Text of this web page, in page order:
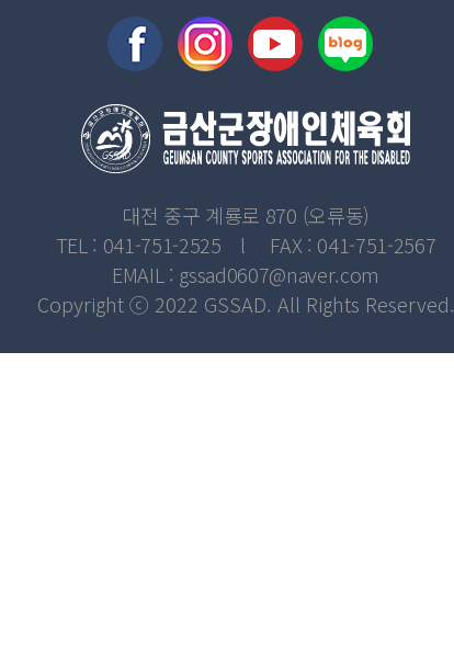
대전 중구 계룡로 870 (오류동)
TEL : 041-751-2525 l FAX : 041-751-2567
EMAIL : gssad0607@naver.com
Copyright ⓒ 2022 GSSAD. All Rights Reserved.